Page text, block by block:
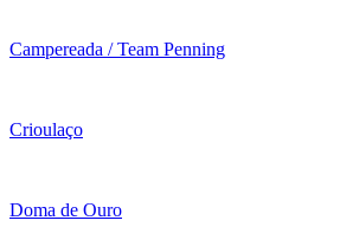
Campereada / Team Penning
Crioulaço
Doma de Ouro